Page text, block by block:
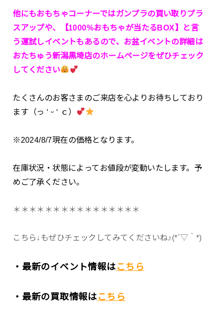
他にもおもちゃコーナーではガンプラの買い取りプラ
スアップや、【1000%おもちゃが当たるBOX】と言
う運試しイベントもあるので、お盆イベントの詳細は
おたちゅう新潟黒埼店のホームページをぜひチェック
してください
たくさんのお客さまのご来店を心よりお待ちしており
ます（っ ‘ ᵕ ‘ ｃ）
※2024/8/7現在の価格となります。
在庫状況・状態によってお値段が変動いたします。予
めご了承ください。
＊＊＊＊＊＊＊＊＊＊＊＊＊＊＊＊
こちら↓もぜひチェックしてみてくださいね♪(*´▽｀*)
・最新のイベント情報はこちら
・最新の買取情報はこちら